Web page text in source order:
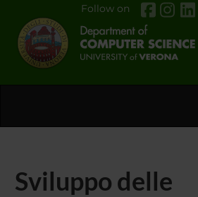
Follow on
Sviluppo delle